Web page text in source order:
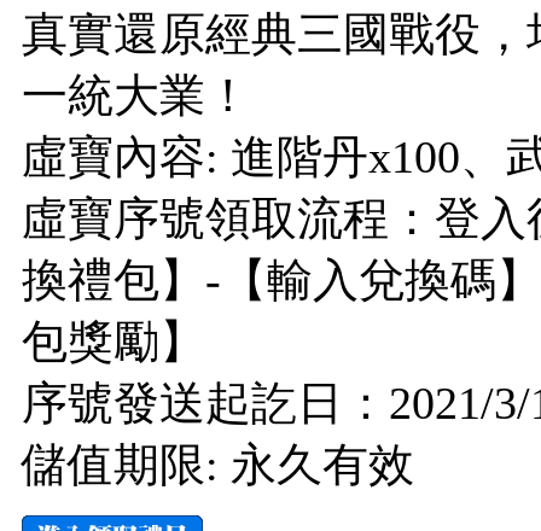
真實還原經典三國戰役
一統大業！
虛寶內容: 進階丹x100、
虛寶序號領取流程：登
換禮包】-【輸入兌換碼
包獎勵】
序號發送起訖日：2021/
儲值期限: 永久有效